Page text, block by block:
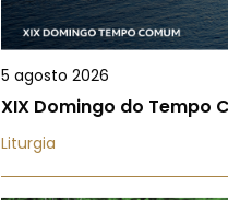
5 agosto 2026
XIX Domingo do Tempo
Liturgia